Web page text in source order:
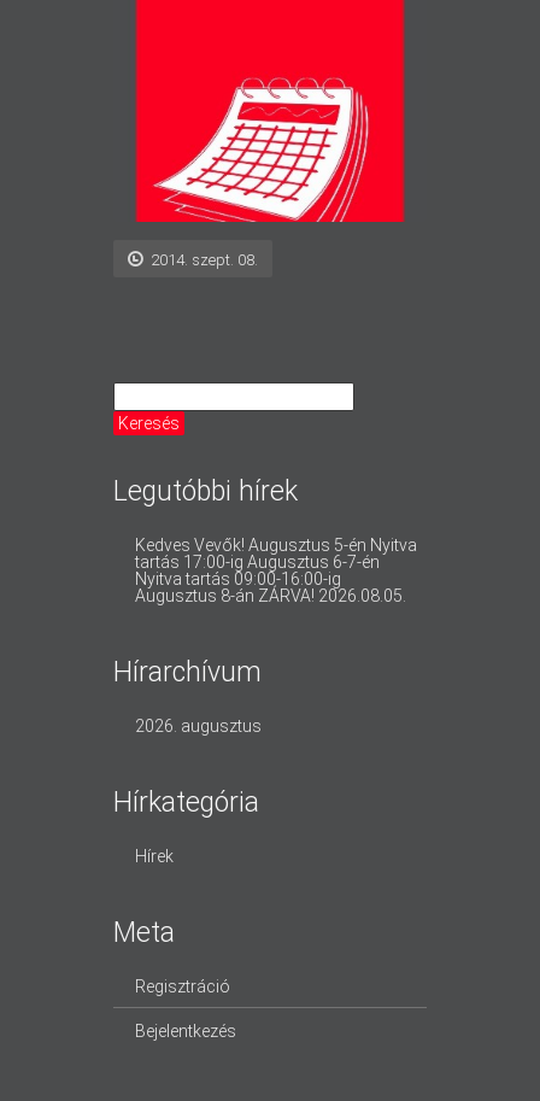
2014. szept. 08.
Legutóbbi hírek
Kedves Vevők! Augusztus 5-én Nyitva
tartás 17:00-ig Augusztus 6-7-én
Nyitva tartás 09:00-16:00-ig
Augusztus 8-án ZÁRVA! 2026.08.05.
Hírarchívum
2026. augusztus
Hírkategória
Hírek
Meta
Regisztráció
Bejelentkezés